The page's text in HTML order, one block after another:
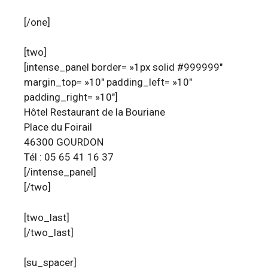
[/one]
[two]
[intense_panel border= »1px solid #999999″
margin_top= »10″ padding_left= »10″
padding_right= »10″]
Hôtel Restaurant de la Bouriane
Place du Foirail
46300 GOURDON
Tél : 05 65 41 16 37
[/intense_panel]
[/two]
[two_last]
[/two_last]
[su_spacer]